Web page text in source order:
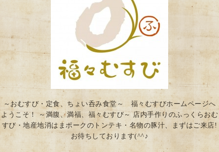
～おむすび・定食、ちょい呑み食堂～ 福々むすびホームページへ
ようこそ！ ～満腹、満福、福々むすび～ 店内手作りのふっくらおむ
すび・地産地消はまポークのトンテキ・名物の豚汁、まずはご来店!
お待ちしております(^^♪